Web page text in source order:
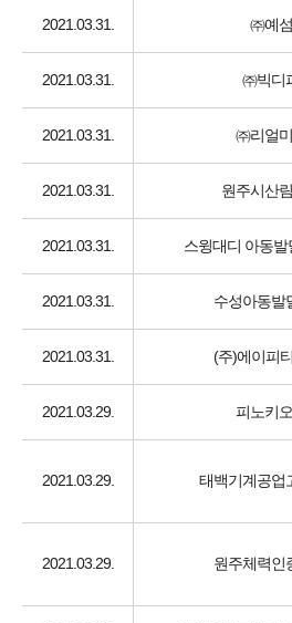
2021.03.31. ㈜예섬
2021.03.31. ㈜빅디
2021.03.31. ㈜리얼
2021.03.31. 원주시산
2021.03.31. 스윙대디 아동발
2021.03.31. 수성아동발
2021.03.31. (주)에이피
2021.03.29. 피노키
2021.03.29. 태백기계공업
2021.03.29. 원주체력인